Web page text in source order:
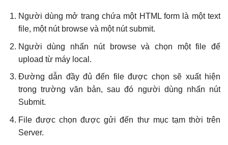
Người dùng mở trang chứa một HTML form là một text
file, một nút browse và một nút submit.
Người dùng nhấn nút browse và chọn một file để
upload từ máy local.
Đường dẫn đầy đủ đến file được chọn sẽ xuất hiện
trong trường văn bản, sau đó người dùng nhấn nút
Submit.
File được chọn được gửi đến thư mục tạm thời trên
Server.